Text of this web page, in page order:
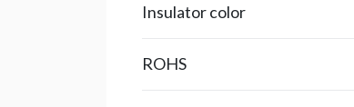
Insulator color
ROHS